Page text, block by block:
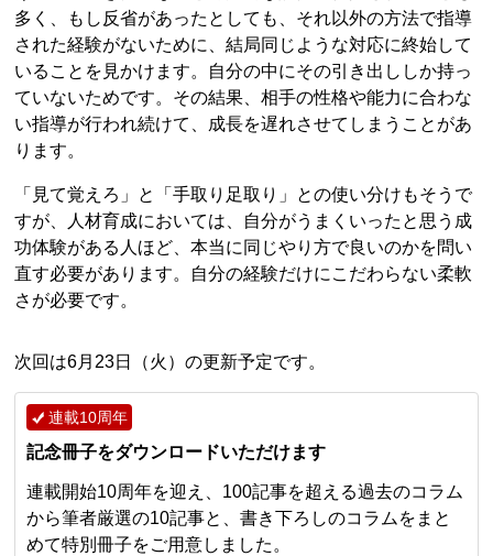
多く、もし反省があったとしても、それ以外の方法で指導
された経験がないために、結局同じような対応に終始して
いることを見かけます。自分の中にその引き出ししか持っ
ていないためです。その結果、相手の性格や能力に合わな
い指導が行われ続けて、成長を遅れさせてしまうことがあ
ります。
「見て覚えろ」と「手取り足取り」との使い分けもそうで
すが、人材育成においては、自分がうまくいったと思う成
功体験がある人ほど、本当に同じやり方で良いのかを問い
直す必要があります。自分の経験だけにこだわらない柔軟
さが必要です。
次回は6月23日（火）の更新予定です。
連載10周年
記念冊子をダウンロードいただけます
連載開始10周年を迎え、100記事を超える過去のコラム
から筆者厳選の10記事と、書き下ろしのコラムをまと
めて特別冊子をご用意しました。